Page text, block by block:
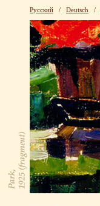
Русский / Deutsch /